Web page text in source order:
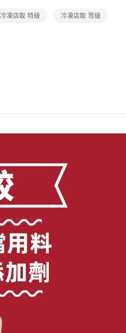
冷凍店配｜購物指南
人氣美食/生鮮/飲
冷凍店取 特級 冷凍店取 等級